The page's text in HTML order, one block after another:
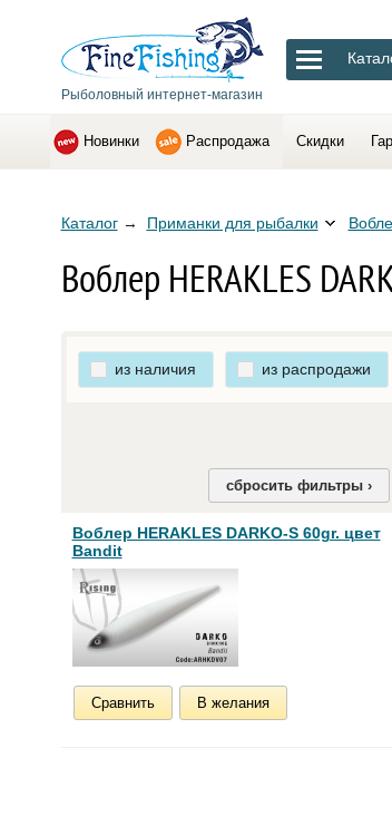
Рыболовный интернет-магазин
Новинки Распродажа Скидки
Каталог→ Приманки для рыбалки
Воблер HERAKLES
из наличия из распродажи
сбросить фильтры ›
Воблер HERAKLES DARKO-S 60gr. цвет
Bandit
Сравнить В желания